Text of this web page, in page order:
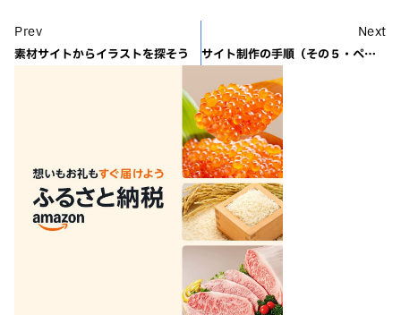
Prev
素材サイトからイラストを探そう
Next
サイト制作の手順（その５・ページ構成）